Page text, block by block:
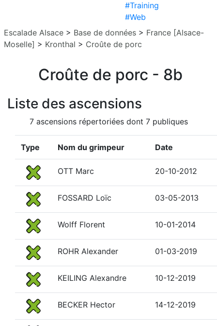
#Training
#Web
Escalade Alsace > Base de données > France [Alsace-
Moselle] > Kronthal > Croûte de porc
Croûte de porc - 8b
Liste des ascensions
7 ascensions répertoriées dont 7 publiques
Type Nom du grimpeur Date
OTT Marc 20-10-2012
FOSSARD Loïc 03-05-2013
Wolff Florent 10-01-2014
ROHR Alexander 01-03-2019
KEILING Alexandre 10-12-2019
BECKER Hector 14-12-2019